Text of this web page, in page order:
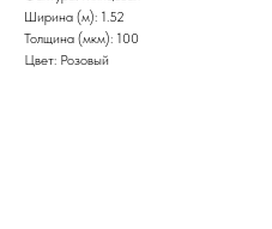
Ширина (м): 1.52
Толщина (мкм): 100
Цвет: Розовый